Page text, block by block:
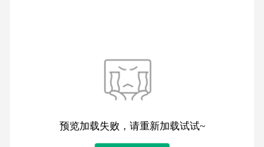
预览加载失败，请重新加载试试~